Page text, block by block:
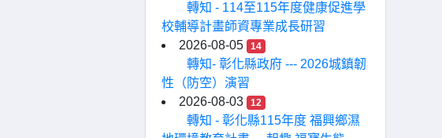
轉知 - 114至115年度健康促進學
校輔導計畫師資專業成長研習
2026-08-05
14
轉知- 彰化縣政府 --- 2026城鎮韌
性（防空）演習
2026-08-03
12
轉知 - 彰化縣115年度 福興鄉濕